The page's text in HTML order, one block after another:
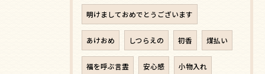
明けましておめでとうございます
あけおめ しつらえの 初香 煤払い
福を呼ぶ言霊 安心感 小物入れ